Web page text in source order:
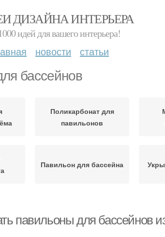
ДИЗАЙНА ИНТЕРЬЕРА
идей для вашего интерьера!
новости статьи
бассейнов
Поликарбонат для
павильонов
Павильон для бассейна
павильоны для бассейнов